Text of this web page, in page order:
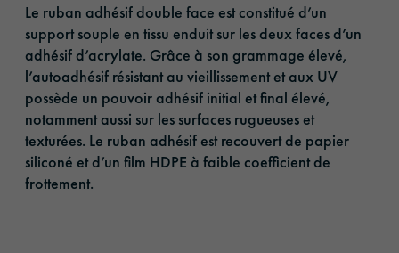
Le ruban adhésif double face est constitué d’un
support souple en tissu enduit sur les deux faces d’un
adhésif d’acrylate. Grâce à son grammage élevé,
l’autoadhésif résistant au vieillissement et aux UV
possède un pouvoir adhésif initial et final élevé,
notamment aussi sur les surfaces rugueuses et
texturées. Le ruban adhésif est recouvert de papier
siliconé et d’un film HDPE à faible coefficient de
frottement.